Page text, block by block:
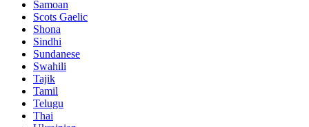
Samoan
Scots Gaelic
Shona
Sindhi
Sundanese
Swahili
Tajik
Tamil
Telugu
Thai